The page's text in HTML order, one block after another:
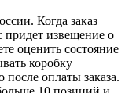
Когда заказ
придет извещение о
оценить состояние
коробку
после оплаты заказа.